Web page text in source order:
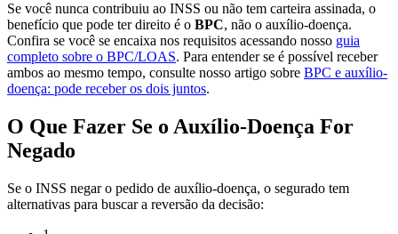
Se você nunca contribuiu ao INSS ou não tem carteira assinada, o
benefício que pode ter direito é o BPC, não o auxílio-doença.
Confira se você se encaixa nos requisitos acessando nosso guia
completo sobre o BPC/LOAS. Para entender se é possível receber
ambos ao mesmo tempo, consulte nosso artigo sobre BPC e auxílio-
doença: pode receber os dois juntos.
O Que Fazer Se o Auxílio-Doença For
Negado
Se o INSS negar o pedido de auxílio-doença, o segurado tem
alternativas para buscar a reversão da decisão: